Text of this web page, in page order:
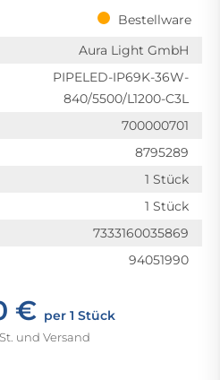
Bestellware
Aura Light GmbH
PIPELED-IP69K-36W-
840/5500/L1200-C3L
700000701
8795289
1 Stück
1 Stück
7333160035869
94051990
€ per 1 Stück
und Versand